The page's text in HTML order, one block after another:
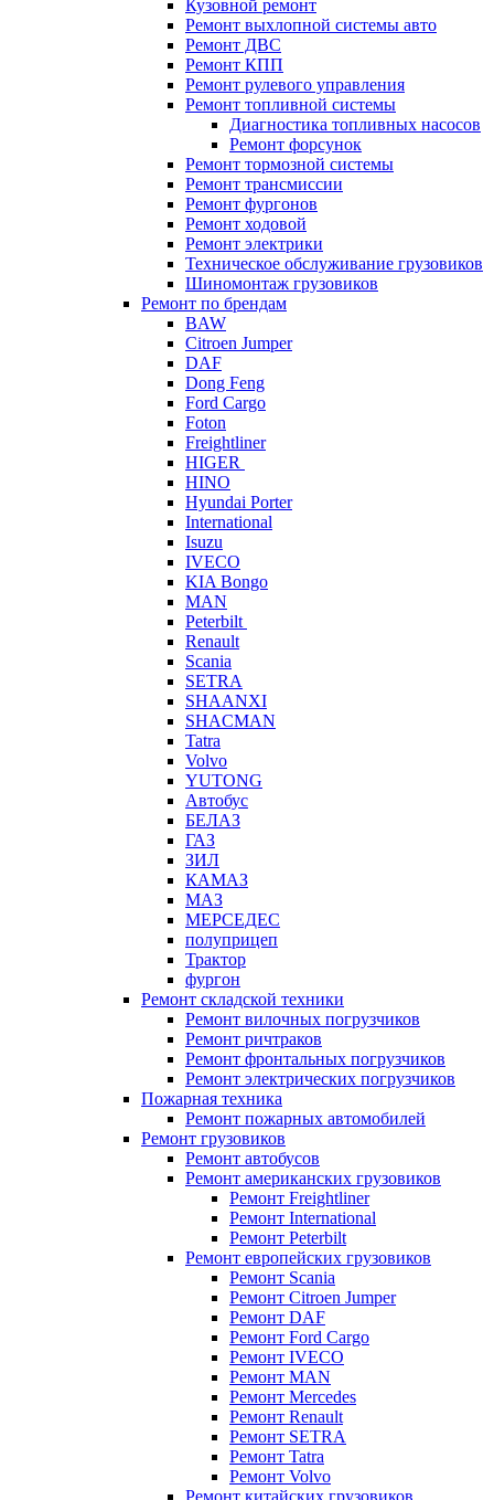
Кузовной ремонт
Ремонт выхлопной системы авто
Ремонт ДВС
Ремонт КПП
Ремонт рулевого управления
Ремонт топливной системы
Диагностика топливных насосов
Ремонт форсунок
Ремонт тормозной системы
Ремонт трансмиссии
Ремонт фургонов
Ремонт ходовой
Ремонт электрики
Техническое обслуживание грузовиков
Шиномонтаж грузовиков
Ремонт по брендам
BAW
Citroen Jumper
DAF
Dong Feng
Ford Cargo
Foton
Freightliner
HIGER
HINO
Hyundai Porter
International
Isuzu
IVECO
KIA Bongo
MAN
Peterbilt
Renault
Scania
SETRA
SHAANXI
SHACMAN
Tatra
Volvo
YUTONG
Автобус
БЕЛАЗ
ГАЗ
ЗИЛ
КАМАЗ
МАЗ
МЕРСЕДЕС
полуприцеп
Трактор
фургон
Ремонт складской техники
Ремонт вилочных погрузчиков
Ремонт ричтраков
Ремонт фронтальных погрузчиков
Ремонт электрических погрузчиков
Пожарная техника
Ремонт пожарных автомобилей
Ремонт грузовиков
Ремонт автобусов
Ремонт американских грузовиков
Ремонт Freightliner
Ремонт International
Ремонт Peterbilt
Ремонт европейских грузовиков
Ремонт Scania
Ремонт Citroen Jumper
Ремонт DAF
Ремонт Ford Cargo
Ремонт IVECO
Ремонт MAN
Ремонт Mercedes
Ремонт Renault
Ремонт SETRA
Ремонт Tatra
Ремонт Volvo
Ремонт китайских грузовиков